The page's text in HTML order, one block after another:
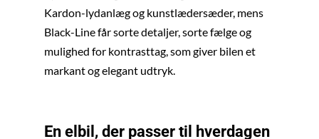
Kardon-lydanlæg og kunstlædersæder, mens
Black-Line får sorte detaljer, sorte fælge og
mulighed for kontrasttag, som giver bilen et
markant og elegant udtryk.
En elbil, der passer til hverdagen